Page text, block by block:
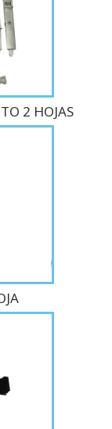
2 HOJAS